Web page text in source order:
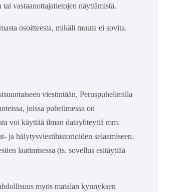
vastaanottajatietojen näyttämistä.
osoitteesta, mikäli muuta ei sovita.
viestintään. Peruspuhelimilla
joissa puhelimessa on
voi käyttää ilman datayhteyttä mm.
ja hälytysviestihistorioiden selaamiseen.
laatimisessa (ts. sovellus esitäyttää
myös matalan kynnyksen